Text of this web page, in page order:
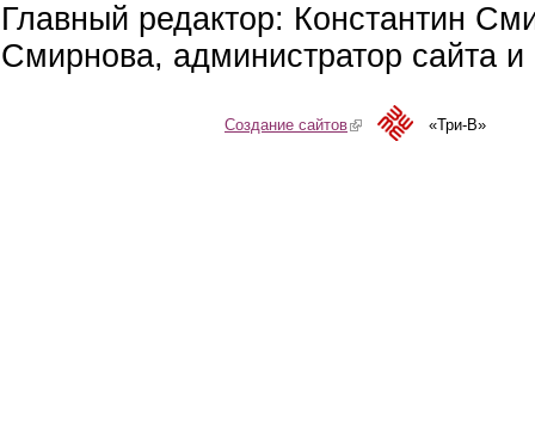
Главный редактор: Константин
Смирнова, администратор сайта
Создание сайтов(link is external)«Три-В»